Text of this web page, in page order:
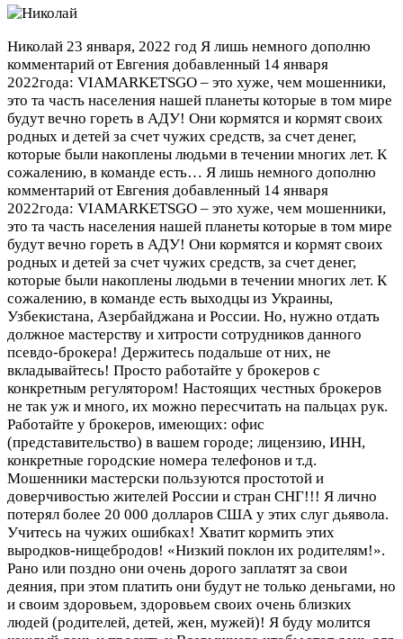
Николай 23 января, 2022 год Я лишь немного дополню
комментарий от Евгения добавленный 14 января
2022года: VIAMARKETSGO – это хуже, чем мошенники,
это та часть населения нашей планеты которые в том мире
будут вечно гореть в АДУ! Они кормятся и кормят своих
родных и детей за счет чужих средств, за счет денег,
которые были накоплены людьми в течении многих лет. К
сожалению, в команде есть… Я лишь немного дополню
комментарий от Евгения добавленный 14 января
2022года: VIAMARKETSGO – это хуже, чем мошенники,
это та часть населения нашей планеты которые в том мире
будут вечно гореть в АДУ! Они кормятся и кормят своих
родных и детей за счет чужих средств, за счет денег,
которые были накоплены людьми в течении многих лет. К
сожалению, в команде есть выходцы из Украины,
Узбекистана, Азербайджана и России. Но, нужно отдать
должное мастерству и хитрости сотрудников данного
псевдо-брокера! Держитесь подальше от них, не
вкладывайтесь! Просто работайте у брокеров с
конкретным регулятором! Настоящих честных брокеров
не так уж и много, их можно пересчитать на пальцах рук.
Работайте у брокеров, имеющих: офис
(представительство) в вашем городе; лицензию, ИНН,
конкретные городские номера телефонов и т.д.
Мошенники мастерски пользуются простотой и
доверчивостью жителей России и стран СНГ!!! Я лично
потерял более 20 000 долларов США у этих слуг дьявола.
Учитесь на чужих ошибках! Хватит кормить этих
выродков-нищебродов! «Низкий поклон их родителям!».
Рано или поздно они очень дорого заплатят за свои
деяния, при этом платить они будут не только деньгами, но
и своим здоровьем, здоровьем своих очень близких
людей (родителей, детей, жен, мужей)! Я буду молится